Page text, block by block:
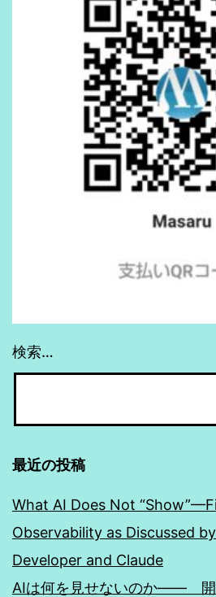
避
す
る
裏
技
検索…
最近の投稿
What AI Does Not
Observability as Discussed
Developer and Claude
AIは何を見せないのか―― 開